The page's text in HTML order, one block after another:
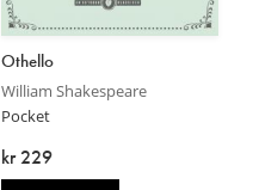
Othello
William Shakespeare
Pocket
kr 229